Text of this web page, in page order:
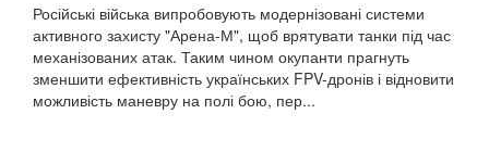
Російські війська випробовують модернізовані системи
активного захисту "Арена-М", щоб врятувати танки під час
механізованих атак. Таким чином окупанти прагнуть
зменшити ефективність українських FPV-дронів і відновити
можливість маневру на полі бою, пер...